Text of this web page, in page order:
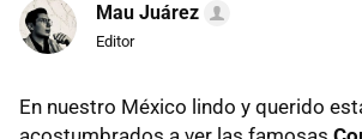
Mau Juárez
Editor
En nuestro México lindo y querido